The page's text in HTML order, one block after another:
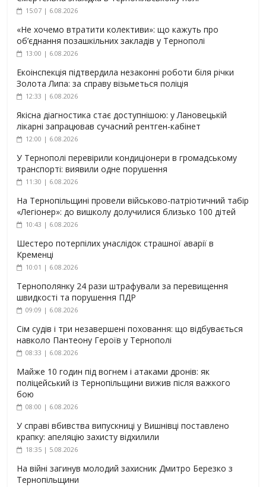
15:07 | 6.08.2026
«Не хочемо втратити колективи»: що кажуть про
об’єднання позашкільних закладів у Тернополі
13:00 | 6.08.2026
Екоінспекція підтвердила незаконні роботи біля річки
Золота Липа: за справу візьметься поліція
12:33 | 6.08.2026
Якісна діагностика стає доступнішою: у Лановецькій
лікарні запрацював сучасний рентген-кабінет
12:00 | 6.08.2026
У Тернополі перевірили кондиціонери в громадському
транспорті: виявили одне порушення
11:30 | 6.08.2026
На Тернопільщині провели військово-патріотичний табір
«Легіонер»: до вишколу долучилися близько 100 дітей
10:43 | 6.08.2026
Шестеро потерпілих унаслідок страшної аварії в
Кременці
10:01 | 6.08.2026
Тернополянку 24 рази штрафували за перевищення
швидкості та порушення ПДР
09:09 | 6.08.2026
Сім судів і три незавершені поховання: що відбувається
навколо Пантеону Героїв у Тернополі
08:33 | 6.08.2026
Майже 10 годин під вогнем і атаками дронів: як
поліцейський із Тернопільщини вижив після важкого
бою
08:00 | 6.08.2026
У справі вбивства випускниці у Вишнівці поставлено
крапку: апеляцію захисту відхилили
18:35 | 5.08.2026
На війні загинув молодий захисник Дмитро Березко з
Тернопільщини